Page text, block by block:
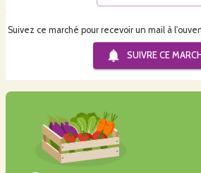
Suivez ce marché pour recevoir un mail à
SUIVRE CE